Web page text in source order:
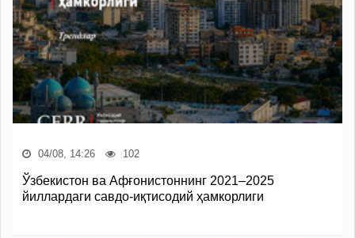
04/08, 14:26 102
Ўзбекистон ва Афғонистоннинг 2021–2025
йиллардаги савдо-иқтисодий ҳамкорлиги